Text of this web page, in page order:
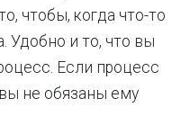
чтобы, когда что-то
Удобно и то, что вы
Если процесс
не обязаны ему